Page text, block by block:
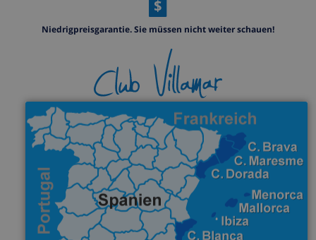
Niedrigpreisgarantie. Sie müssen nicht weiter schauen!